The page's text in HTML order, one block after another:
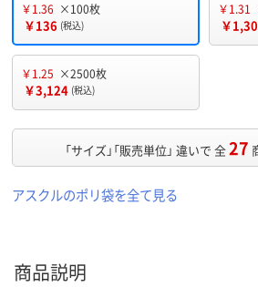
￥1.36 ×100枚
￥136 (税込)
￥1.31
￥
￥1.25 ×2500枚
￥3,124 (税込)
「サイズ」「販売単位」 違いで 全27
アスクルのポリ袋を全て見る
商品説明